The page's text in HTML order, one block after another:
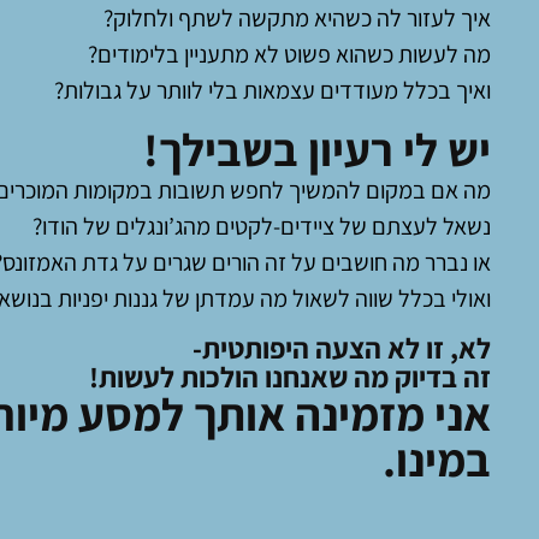
איך לעזור לה כשהיא מתקשה לשתף ולחלוק?
מה לעשות כשהוא פשוט לא מתעניין בלימודים?
ואיך בכלל מעודדים עצמאות בלי לוותר על גבולות?
​יש לי רעיון בשבילך!
מה אם במקום להמשיך לחפש תשובות במקומות
נשאל לעצתם של ציידים-לקטים מהג’ונגלים של הודו?
או נברר מה חושבים על זה הורים שגרים על גדת
ואולי בכלל שווה לשאול מה עמדתן של גננות יפניות
לא, זו לא הצעה היפותטית-
זה בדיוק מה שאנחנו הולכות לעשות!
​אני מזמינה אותך למסע
במינו.